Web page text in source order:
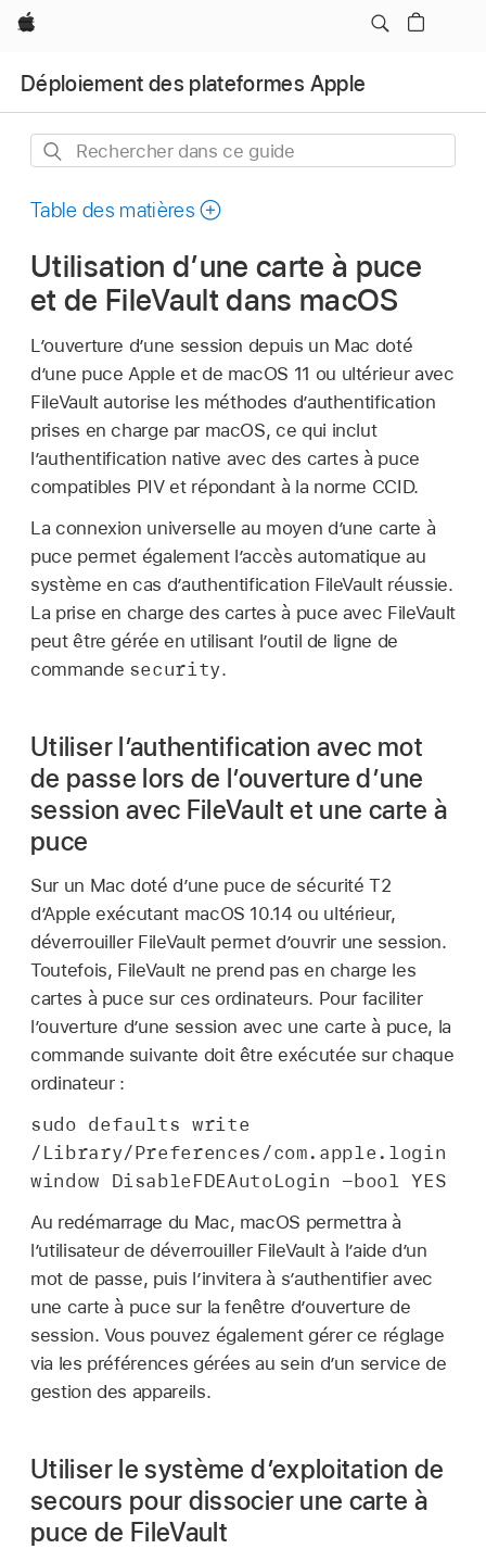
Apple
Déploiement des plateformes Apple
Rechercher
ce
Table des matières
Utilisation d’une carte à puce
et de FileVault dans macOS
L’ouverture d’une session depuis un Mac doté
d’une puce Apple et de macOS 11 ou ultérieur avec
FileVault autorise les méthodes d’authentification
prises en charge par macOS, ce qui inclut
l’authentification native avec des cartes à puce
compatibles PIV et répondant à la norme CCID.
La connexion universelle au moyen d’une carte à
puce permet également l’accès automatique au
système en cas d’authentification FileVault réussie.
La prise en charge des cartes à puce avec FileVault
peut être gérée en utilisant l’outil de ligne de
commande security.
Utiliser l’authentification avec mot
de passe lors de l’ouverture d’une
session avec FileVault et une carte à
puce
Sur un Mac doté d’une puce de sécurité T2
d’Apple exécutant macOS 10.14 ou ultérieur,
déverrouiller FileVault permet d’ouvrir une session.
Toutefois, FileVault ne prend pas en charge les
cartes à puce sur ces ordinateurs. Pour faciliter
l’ouverture d’une session avec une carte à puce, la
commande suivante doit être exécutée sur chaque
ordinateur :
sudo defaults write
/Library/Preferences/com.apple.login
window DisableFDEAutoLogin -bool YES
Au redémarrage du Mac, macOS permettra à
l’utilisateur de déverrouiller FileVault à l’aide d’un
mot de passe, puis l’invitera à s’authentifier avec
une carte à puce sur la fenêtre d’ouverture de
session. Vous pouvez également gérer ce réglage
via les préférences gérées au sein d’un service de
gestion des appareils.
Utiliser le système d’exploitation de
secours pour dissocier une carte à
puce de FileVault